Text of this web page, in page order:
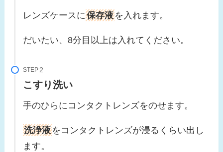
レンズケースに保存液を入れます。
だいたい、8分目以上は入れてください。
STEP
こすり洗い
手のひらにコンタクトレンズをのせます。
洗浄液をコンタクトレンズが浸るくらい出し
ます。